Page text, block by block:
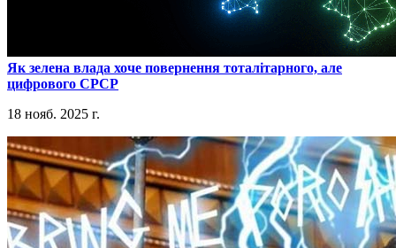
​Як зелена влада хоче повернення тоталітарного, але
цифрового СРСР
18 нояб. 2025 г.